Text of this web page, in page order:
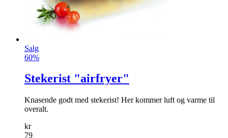
Salg
60%
Stekerist "airfryer"
Knasende godt med stekerist! Her kommer luft og varme til
overalt.
kr
79